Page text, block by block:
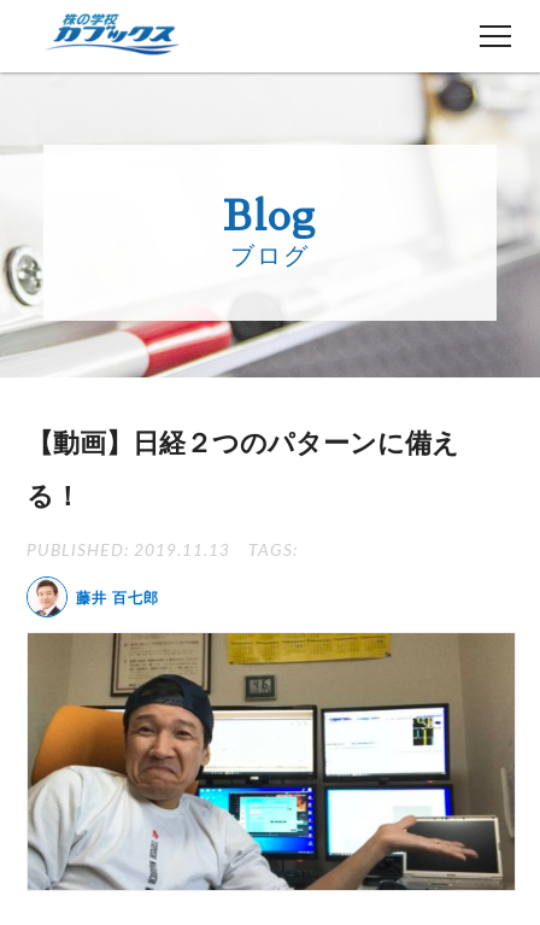
５分でわかるカブックス
授業日程
生徒さんの声
講師ブログ
お知らせ
体験セミナーの詳細・申込
Blog
ブログ
【動画】日経２つのパターンに備え
る！
PUBLISHED: 2019.11.13 TAGS:
藤井 百七郎